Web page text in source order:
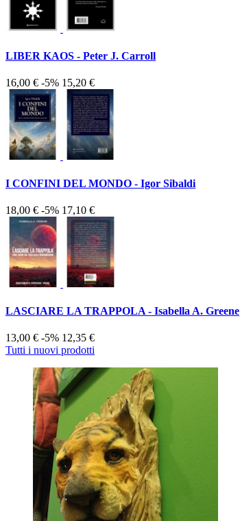
LIBER KAOS - Peter J. Carroll
16,00 € -5% 15,20 €
I CONFINI DEL MONDO - Igor Sibaldi
18,00 € -5% 17,10 €
LASCIARE LA TRAPPOLA - Isabella A. Greene
13,00 € -5% 12,35 €
Tutti i nuovi prodotti